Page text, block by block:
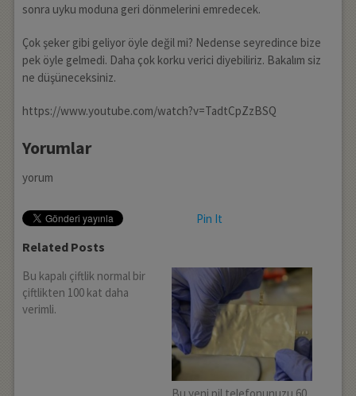
sonra uyku moduna geri dönmelerini emredecek.
Çok şeker gibi geliyor öyle değil mi? Nedense seyredince bize
pek öyle gelmedi. Daha çok korku verici diyebiliriz. Bakalım siz
ne düşüneceksiniz.
https://www.youtube.com/watch?v=TadtCpZzBSQ
Yorumlar
yorum
Pin It
Related Posts
Bu kapalı çiftlik normal bir
çiftlikten 100 kat daha
verimli.
Bu yeni pil telefonunuzu 60